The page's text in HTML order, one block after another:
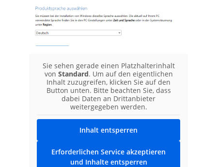
Sie sehen gerade einen Platzhalterinhalt
von Standard. Um auf den eigentlichen
Inhalt zuzugreifen, klicken Sie auf den
Button unten. Bitte beachten Sie, dass
dabei Daten an Drittanbieter
weitergegeben werden.
Inhalt entsperren
Erforderlichen Service akzeptieren
und Inhalte entsperren